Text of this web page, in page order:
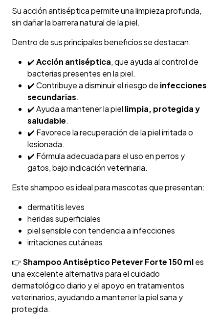
Su acción antiséptica permite una limpieza profunda,
sin dañar la barrera natural de la piel.
Dentro de sus principales beneficios se destacan:
✔️Acción antiséptica, que ayuda al control de
bacterias presentes en la piel.
✔️ Contribuye a disminuir el riesgo de infecciones
secundarias.
✔️ Ayuda a mantener la piel limpia, protegida y
saludable.
✔️ Favorece la recuperación de la piel irritada o
lesionada.
✔️ Fórmula adecuada para el uso en perros y
gatos, bajo indicación veterinaria.
Este shampoo es ideal para mascotas que presentan:
dermatitis leves
heridas superficiales
piel sensible con tendencia a infecciones
irritaciones cutáneas
👉Shampoo Antiséptico Petever Forte 150 mles
una excelente alternativa para el cuidado
dermatológico diario y el apoyo en tratamientos
veterinarios, ayudando a mantener la piel sana y
protegida.